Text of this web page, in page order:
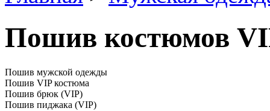
Пошив костюмов
Пошив мужской одежды
Пошив VIP костюма
Пошив брюк (VIP)
Пошив пиджака (VIP)